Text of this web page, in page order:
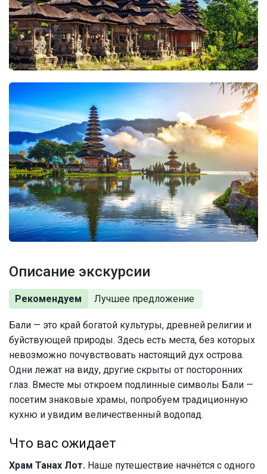
Описание экскурсии
Рекомендуем
Бали — это край богатой культуры, древней религии и
буйствующей природы. Здесь есть места, без которых
невозможно почувствовать настоящий дух острова.
Одни лежат на виду, другие скрыты от посторонних
глаз. Вместе мы откроем подлинные символы Бали —
посетим знаковые храмы, попробуем традиционную
кухню и увидим величественный водопад.
Что вас ожидает
Храм Танах Лот. Наше путешествие начнётся с одного